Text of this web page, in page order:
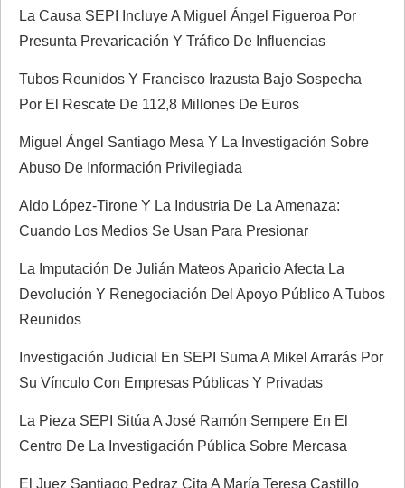
e
n
t
a
d
a
s
La Causa SEPI Incluye A Miguel Ángel Figueroa Por
Presunta Prevaricación Y Tráfico De Influencias
Tubos Reunidos Y Francisco Irazusta Bajo Sospecha
Por El Rescate De 112,8 Millones De Euros
Miguel Ángel Santiago Mesa Y La Investigación Sobre
Abuso De Información Privilegiada
Aldo López-Tirone Y La Industria De La Amenaza:
Cuando Los Medios Se Usan Para Presionar
La Imputación De Julián Mateos Aparicio Afecta La
Devolución Y Renegociación Del Apoyo Público A Tubos
Reunidos
Investigación Judicial En SEPI Suma A Mikel Arrarás Por
Su Vínculo Con Empresas Públicas Y Privadas
La Pieza SEPI Sitúa A José Ramón Sempere En El
Centro De La Investigación Pública Sobre Mercasa
El Juez Santiago Pedraz Cita A María Teresa Castillo